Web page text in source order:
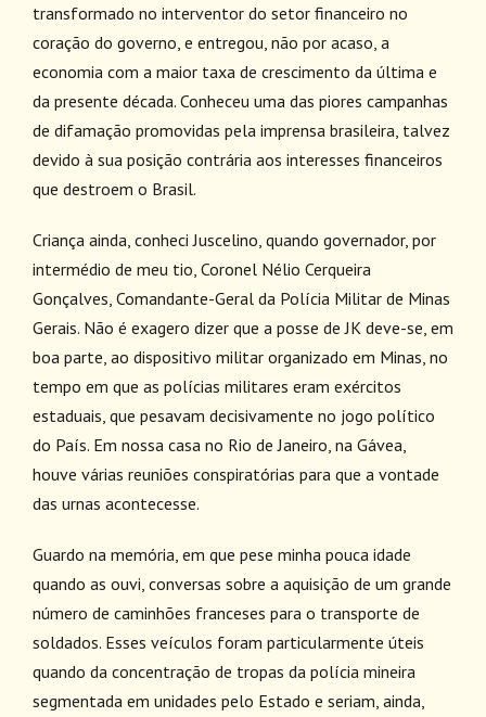
transformado no interventor do setor financeiro no
coração do governo, e entregou, não por acaso, a
economia com a maior taxa de crescimento da última e
da presente década. Conheceu uma das piores campanhas
de difamação promovidas pela imprensa brasileira, talvez
devido à sua posição contrária aos interesses financeiros
que destroem o Brasil.
Criança ainda, conheci Juscelino, quando governador, por
intermédio de meu tio, Coronel Nélio Cerqueira
Gonçalves, Comandante-Geral da Polícia Militar de Minas
Gerais. Não é exagero dizer que a posse de JK deve-se, em
boa parte, ao dispositivo militar organizado em Minas, no
tempo em que as polícias militares eram exércitos
estaduais, que pesavam decisivamente no jogo político
do País. Em nossa casa no Rio de Janeiro, na Gávea,
houve várias reuniões conspiratórias para que a vontade
das urnas acontecesse.
Guardo na memória, em que pese minha pouca idade
quando as ouvi, conversas sobre a aquisição de um grande
número de caminhões franceses para o transporte de
soldados. Esses veículos foram particularmente úteis
quando da concentração de tropas da polícia mineira
segmentada em unidades pelo Estado e seriam, ainda,